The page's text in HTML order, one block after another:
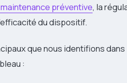
préventive, la
du dispositif.
que nous identifions dans
: